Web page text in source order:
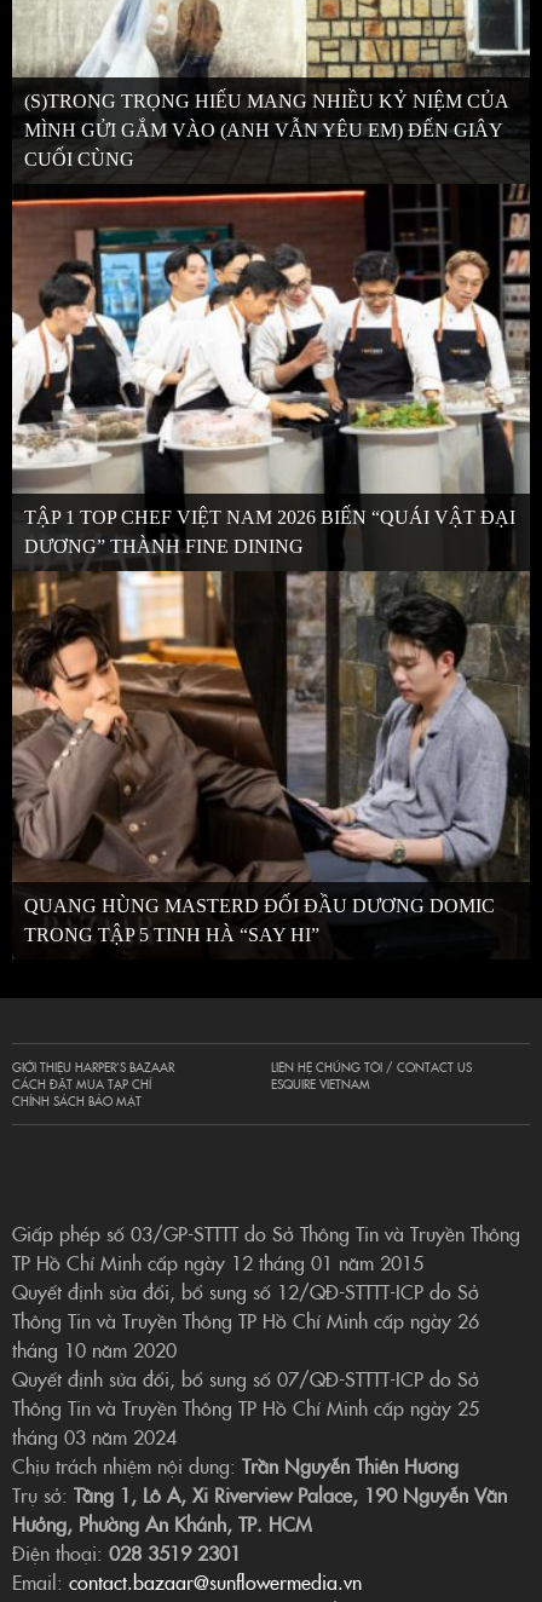
(S)TRONG TRỌNG HIẾU MANG NHIỀU KỶ NIỆM CỦA
MÌNH GỬI GẮM VÀO (ANH VẪN YÊU EM) ĐẾN GIÂY
CUỐI CÙNG
TẬP 1 TOP CHEF VIỆT NAM 2026 BIẾN “QUÁI VẬT ĐẠI
DƯƠNG” THÀNH FINE DINING
QUANG HÙNG MASTERD ĐỐI ĐẦU DƯƠNG DOMIC
TRONG TẬP 5 TINH HÀ “SAY HI”
GIỚI THIỆU HARPER’S BAZAAR
CÁCH ĐẶT MUA TẠP CHÍ
CHÍNH SÁCH BẢO MẬT
LIÊN HỆ CHÚNG TÔI / CONTACT US
ESQUIRE VIETNAM
Giấp phép số 03/GP-STTTT do Sở Thông Tin và Truyền Thông
TP Hồ Chí Minh cấp ngày 12 tháng 01 năm 2015
Quyết định sửa đổi, bổ sung số 12/QĐ-STTTT-ICP do Sở
Thông Tin và Truyền Thông TP Hồ Chí Minh cấp ngày 26
tháng 10 năm 2020
Quyết định sửa đổi, bổ sung số 07/QĐ-STTTT-ICP do Sở
Thông Tin và Truyền Thông TP Hồ Chí Minh cấp ngày 25
tháng 03 năm 2024
Chịu trách nhiệm nội dung: Trần Nguyễn Thiên Hương
Trụ sở: Tầng 1, Lô A, Xi Riverview Palace, 190 Nguyễn Văn
Hưởng, Phường An Khánh, TP. HCM
Điện thoại: 028 3519 2301
Email: contact.bazaar@sunflowermedia.vn